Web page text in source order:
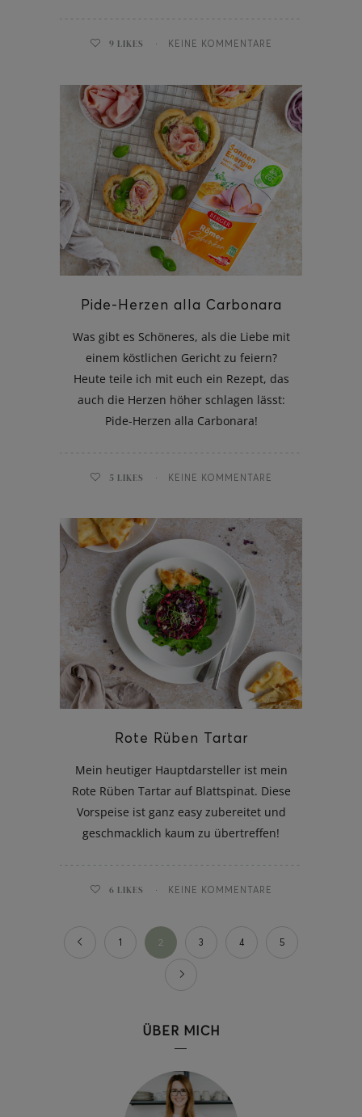
9 LIKES KEINE KOMMENTARE
Pide-Herzen alla Carbonara
Was gibt es Schöneres, als die Liebe mit
einem köstlichen Gericht zu feiern?
Heute teile ich mit euch ein Rezept, das
auch die Herzen höher schlagen lässt:
Pide-Herzen alla Carbonara!
5 LIKES KEINE KOMMENTARE
Rote Rüben Tartar
Mein heutiger Hauptdarsteller ist mein
Rote Rüben Tartar auf Blattspinat. Diese
Vorspeise ist ganz easy zubereitet und
geschmacklich kaum zu übertreffen!
6 LIKES KEINE KOMMENTARE
1 2 3 4 5
ÜBER MICH